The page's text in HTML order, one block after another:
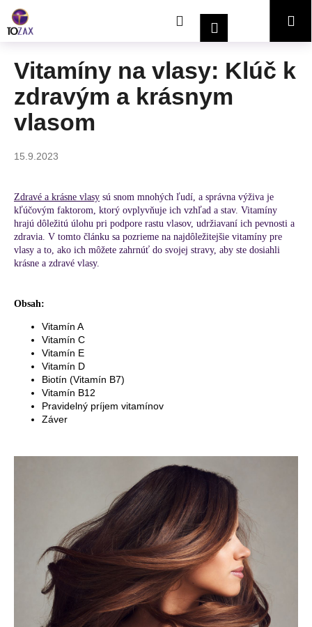
obsah
HľadaťPrihlásenieNákupný
košík
Vitamíny na vlasy: Klúč k
zdravým a krásnym
vlasom
15.9.2023
Zdravé a krásne vlasy sú snom mnohých ľudí, a správna výživa je
kľúčovým faktorom, ktorý ovplyvňuje ich vzhľad a stav. Vitamíny
hrajú dôležitú úlohu pri podpore rastu vlasov, udržiavaní ich pevnosti a
zdravia. V tomto článku sa pozrieme na najdôležitejšie vitamíny pre
vlasy a to, ako ich môžete zahrnúť do svojej stravy, aby ste dosiahli
krásne a zdravé vlasy.
Obsah:
Vitamín A
Vitamín C
Vitamín E
Vitamín D
Biotín (Vitamín B7)
Vitamín B12
Pravidelný príjem vitamínov
Záver
o
Č
o
o
t
b
u
j
e
n